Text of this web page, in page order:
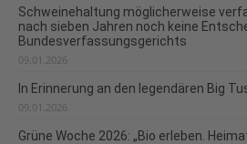
Schweinehaltung möglicherweise
nach sieben Jahren noch keine
Bundesverfassungsgerichts
09.01.2026
In Erinnerung an den legendären Big
09.01.2026
Grüne Woche 2026: „Bio erleben.